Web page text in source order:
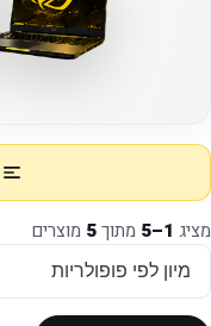
מציג 1–5 מתוך5 מוצרים